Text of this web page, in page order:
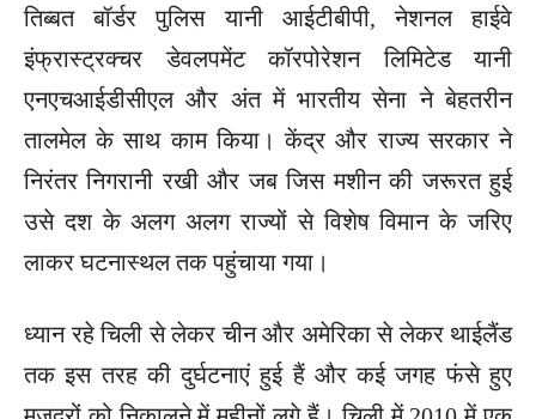
तिब्बत बॉर्डर पुलिस यानी आईटीबीपी, नेशनल हाईवे
इंफ्रास्ट्रक्चर डेवलपमेंट कॉरपोरेशन लिमिटेड यानी
एनएचआईडीसीएल और अंत में भारतीय सेना ने बेहतरीन
तालमेल के साथ काम किया। केंद्र और राज्य सरकार ने
निरंतर निगरानी रखी और जब जिस मशीन की जरूरत हुई
उसे दश के अलग अलग राज्यों से विशेष विमान के जरिए
लाकर घटनास्थल तक पहुंचाया गया।
ध्यान रहे चिली से लेकर चीन और अमेरिका से लेकर थाईलैंड
तक इस तरह की दुर्घटनाएं हुई हैं और कई जगह फंसे हुए